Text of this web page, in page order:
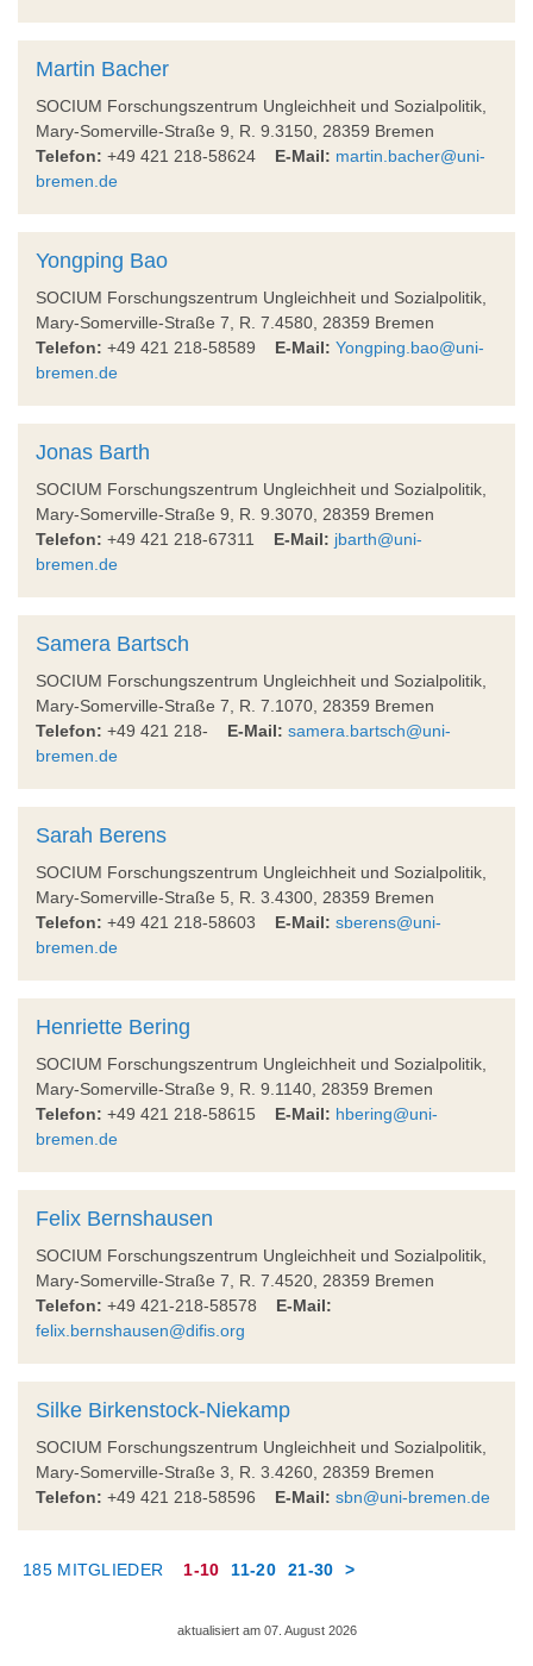
Martin Bacher
SOCIUM Forschungszentrum Ungleichheit und Sozialpolitik,
Mary-Somerville-Straße 9, R. 9.3150, 28359 Bremen
Telefon: +49 421 218-58624 E-Mail: martin.bacher@uni-
bremen.de
Yongping Bao
SOCIUM Forschungszentrum Ungleichheit und Sozialpolitik,
Mary-Somerville-Straße 7, R. 7.4580, 28359 Bremen
Telefon: +49 421 218-58589 E-Mail: Yongping.bao@uni-
bremen.de
Jonas Barth
SOCIUM Forschungszentrum Ungleichheit und Sozialpolitik,
Mary-Somerville-Straße 9, R. 9.3070, 28359 Bremen
Telefon: +49 421 218-67311 E-Mail: jbarth@uni-
bremen.de
Samera Bartsch
SOCIUM Forschungszentrum Ungleichheit und Sozialpolitik,
Mary-Somerville-Straße 7, R. 7.1070, 28359 Bremen
Telefon: +49 421 218- E-Mail: samera.bartsch@uni-
bremen.de
Sarah Berens
SOCIUM Forschungszentrum Ungleichheit und Sozialpolitik,
Mary-Somerville-Straße 5, R. 3.4300, 28359 Bremen
Telefon: +49 421 218-58603 E-Mail: sberens@uni-
bremen.de
Henriette Bering
SOCIUM Forschungszentrum Ungleichheit und Sozialpolitik,
Mary-Somerville-Straße 9, R. 9.1140, 28359 Bremen
Telefon: +49 421 218-58615 E-Mail: hbering@uni-
bremen.de
Felix Bernshausen
SOCIUM Forschungszentrum Ungleichheit und Sozialpolitik,
Mary-Somerville-Straße 7, R. 7.4520, 28359 Bremen
Telefon: +49 421-218-58578 E-Mail:
felix.bernshausen@difis.org
Silke Birkenstock-Niekamp
SOCIUM Forschungszentrum Ungleichheit und Sozialpolitik,
Mary-Somerville-Straße 3, R. 3.4260, 28359 Bremen
Telefon: +49 421 218-58596 E-Mail: sbn@uni-bremen.de
185 MITGLIEDER 1-10 11-20 21-30 >
aktualisiert am 07. August 2026